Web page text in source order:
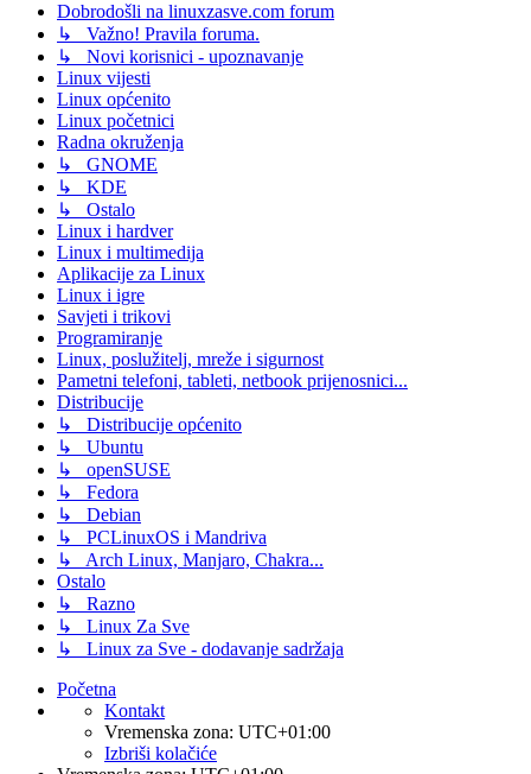
Dobrodošli na linuxzasve.com forum
↳ Važno! Pravila foruma.
↳ Novi korisnici - upoznavanje
Linux vijesti
Linux općenito
Linux početnici
Radna okruženja
↳ GNOME
↳ KDE
↳ Ostalo
Linux i hardver
Linux i multimedija
Aplikacije za Linux
Linux i igre
Savjeti i trikovi
Programiranje
Linux, poslužitelj, mreže i sigurnost
Pametni telefoni, tableti, netbook prijenosnici...
Distribucije
↳ Distribucije općenito
↳ Ubuntu
↳ openSUSE
↳ Fedora
↳ Debian
↳ PCLinuxOS i Mandriva
↳ Arch Linux, Manjaro, Chakra...
Ostalo
↳ Razno
↳ Linux Za Sve
↳ Linux za Sve - dodavanje sadržaja
Početna
Kontakt
Vremenska zona: UTC+01:00
Izbriši kolačiće